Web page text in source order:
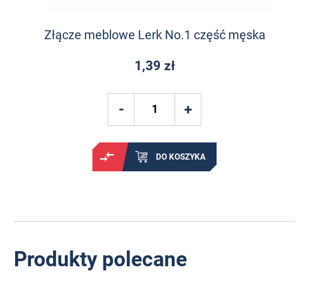
Złącze meblowe Lerk No.1 część męska
1,39 zł
DO KOSZYKA
Produkty polecane